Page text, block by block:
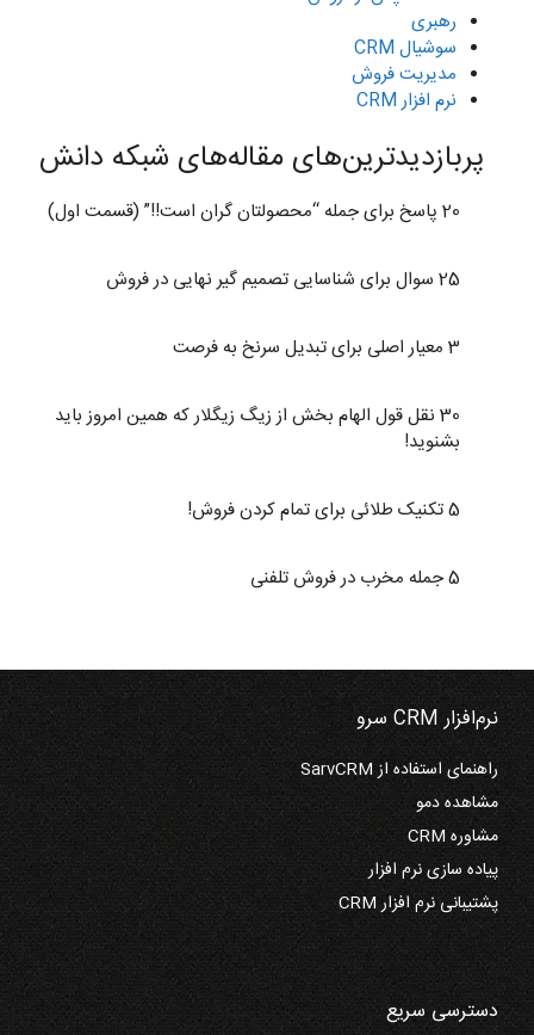
رهبری
سوشیال CRM
مدیریت فروش
نرم افزار CRM
پربازدیدترین‌های مقاله‌های شبکه دانش
30 نقل قول الهام بخش از زیگ زیگلار که همین امروز باید
بشنوید!
نرم‌افزار CRM سرو
راهنمای استفاده از SarvCRM
مشاهده دمو
مشاوره CRM
پیاده سازی نرم افزار
پشتیبانی نرم افزار CRM
دسترسی سریع